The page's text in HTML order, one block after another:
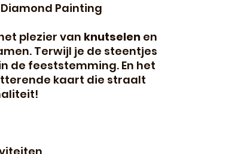
Painting
plezier van knutselen en
Terwijl je de steentjes
de feeststemming. En het
kaart die straalt